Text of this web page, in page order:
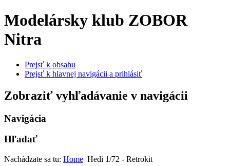
Modelársky klub ZOBOR
Nitra
Prejsť k obsahu
Prejsť k hlavnej navigácii a prihlásiť
Zobraziť vyhľadávanie v navigácii
Navigácia
Hľadať
Nachádzate sa tu: Home Hedi 1/72 - Retrokit